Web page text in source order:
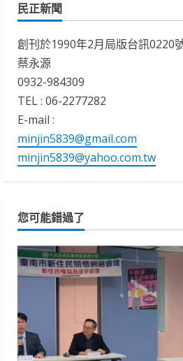
民正新聞
創刊於1990年2月局版台訊0220
蔡永源
0932-984309
TEL : 06-2277282
E-mail :
minjin5839@gmail.com
minjin5839@yahoo.com.tw
您可能錯過了